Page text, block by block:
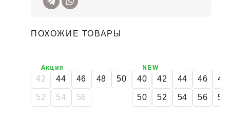
ПОХОЖИЕ ТОВАРЫ
42 44 46 48 50
52 54 56
Акция
40 42 44 46 48
50 52 54 56 58
NEW